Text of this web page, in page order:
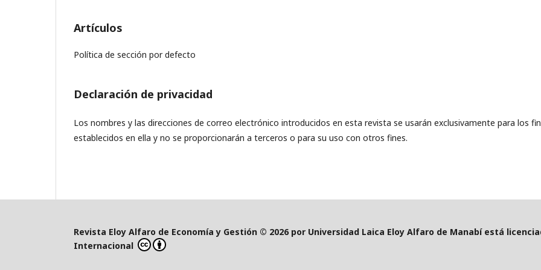
Artículos
Política de sección por defecto
Declaración de privacidad
Los nombres y las direcciones de correo electrónico introducidos en esta revista se usarán exclusivamente para los
establecidos en ella y no se proporcionarán a terceros o para su uso con otros fines.
Revista Eloy Alfaro de Economía y Gestión © 2026 por Universidad Laica Eloy Alfaro de Manabí está
Internacional